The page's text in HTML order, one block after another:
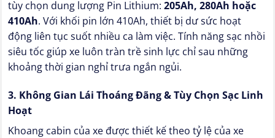
tùy chọn dung lượng Pin Lithium: 205Ah, 280Ah hoặc
410Ah. Với khối pin lớn 410Ah, thiết bị dư sức hoạt
động liên tục suốt nhiều ca làm việc. Tính năng sạc nhồi
siêu tốc giúp xe luôn tràn trề sinh lực chỉ sau những
khoảng thời gian nghỉ trưa ngắn ngủi.
3. Không Gian Lái Thoáng Đãng & Tùy Chọn Sạc Linh
Hoạt
Khoang cabin của xe được thiết kế theo tỷ lệ của xe